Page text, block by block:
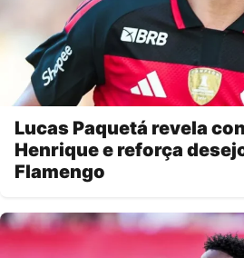
Lucas Paquetá revela
Henrique e reforça
Flamengo